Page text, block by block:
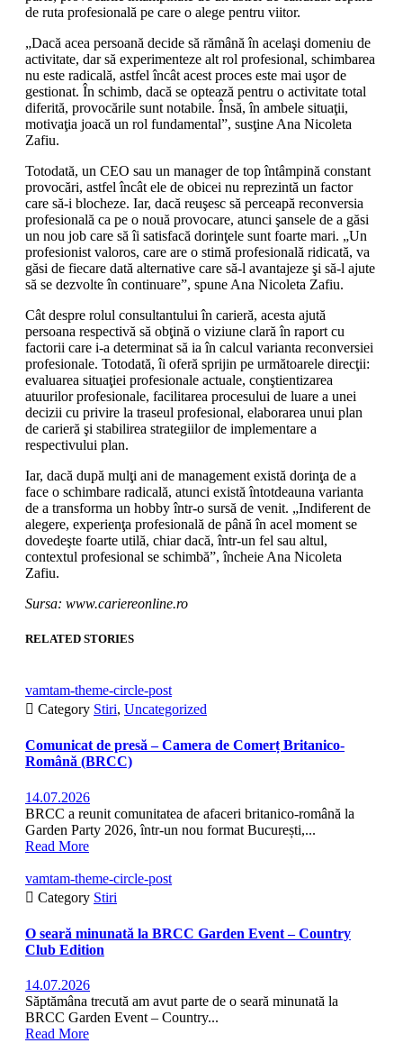
de ruta profesională pe care o alege pentru viitor.
„Dacă acea persoană decide să rămână în acelaşi domeniu de
activitate, dar să experimenteze alt rol profesional, schimbarea
nu este radicală, astfel încât acest proces este mai uşor de
gestionat. În schimb, dacă se optează pentru o activitate total
diferită, provocările sunt notabile. Însă, în ambele situaţii,
motivaţia joacă un rol fundamental”, susţine Ana Nicoleta
Zafiu.
Totodată, un CEO sau un manager de top întâmpină constant
provocări, astfel încât ele de obicei nu reprezintă un factor
care să-i blocheze. Iar, dacă reuşesc să perceapă reconversia
profesională ca pe o nouă provocare, atunci şansele de a găsi
un nou job care să îi satisfacă dorinţele sunt foarte mari. „Un
profesionist valoros, care are o stimă profesională ridicată, va
găsi de fiecare dată alternative care să-l avantajeze şi să-l ajute
să se dezvolte în continuare”, spune Ana Nicoleta Zafiu.
Cât despre rolul consultantului în carieră, acesta ajută
persoana respectivă să obţină o viziune clară în raport cu
factorii care i-a determinat să ia în calcul varianta reconversiei
profesionale. Totodată, îi oferă sprijin pe următoarele direcţii:
evaluarea situaţiei profesionale actuale, conştientizarea
atuurilor profesionale, facilitarea procesului de luare a unei
decizii cu privire la traseul profesional, elaborarea unui plan
de carieră şi stabilirea strategiilor de implementare a
respectivului plan.
Iar, dacă după mulţi ani de management există dorinţa de a
face o schimbare radicală, atunci există întotdeauna varianta
de a transforma un hobby într-o sursă de venit. „Indiferent de
alegere, experienţa profesională de până în acel moment se
dovedeşte foarte utilă, chiar dacă, într-un fel sau altul,
contextul profesional se schimbă”, încheie Ana Nicoleta
Zafiu.
Sursa: www.cariereonline.ro
RELATED STORIES
vamtam-theme-circle-post
 Category Stiri, Uncategorized
Comunicat de presă – Camera de Comerț Britanico-
Română (BRCC)
14.07.2026
BRCC a reunit comunitatea de afaceri britanico-română la
Garden Party 2026, într-un nou format București,...
Read More
vamtam-theme-circle-post
 Category Stiri
O seară minunată la BRCC Garden Event – Country
Club Edition
14.07.2026
Săptămâna trecută am avut parte de o seară minunată la
BRCC Garden Event – Country...
Read More